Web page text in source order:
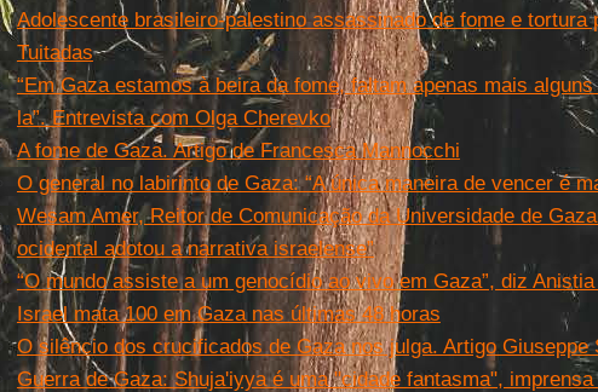
Adolescente brasileiro-palestino assassinado de fome e tortura
Tuitadas
“Em Gaza estamos à beira da fome, faltam apenas mais
la”. Entrevista com Olga Cherevko
A fome de Gaza. Artigo de Francesca Mannocchi
O general no labirinto de Gaza: “A única maneira de vencer é
Wesam Amer, Reitor de Comunicação da Universidade de
ocidental adotou a narrativa israelense”
“O mundo assiste a um genocídio ao vivo em Gaza”, diz
Israel mata 100 em Gaza nas últimas 48 horas
O silêncio dos crucificados de Gaza nos julga. Artigo Giuseppe
Guerra de Gaza: Shuja'iyya é uma "cidade fantasma",